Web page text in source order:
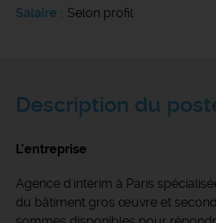
Salaire
Selon profil
Description du
L'entreprise
Agence d'intérim à Paris
du bâtiment gros œuvre et